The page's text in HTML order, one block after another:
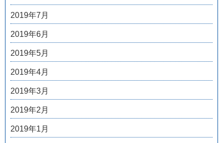
2019年7月
2019年6月
2019年5月
2019年4月
2019年3月
2019年2月
2019年1月